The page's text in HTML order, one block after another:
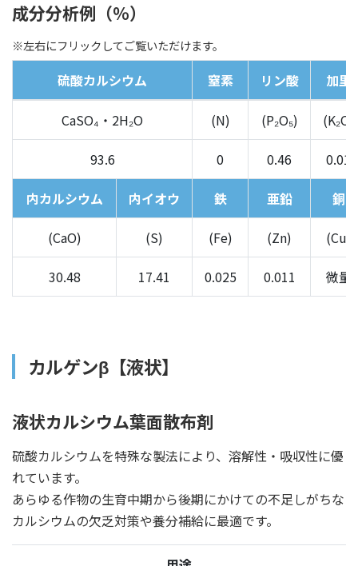
成分分析例（％）
※左右にフリックしてご覧いただけます。
硫酸カルシウム 窒素 リン酸 加里
CaSO₄・2H₂O (N) (P₂O₅) (K₂O)
93.6 0 0.46 0.01
内カルシウム 内イオウ 鉄 亜鉛 銅
(CaO) (S) (Fe) (Zn) (Cu)
30.48 17.41 0.025 0.011 微量
カルゲンβ【液状】
液状カルシウム葉面散布剤
硫酸カルシウムを特殊な製法により、溶解性・吸収性に優
れています。
あらゆる作物の生育中期から後期にかけての不足しがちな
カルシウムの欠乏対策や養分補給に最適です。